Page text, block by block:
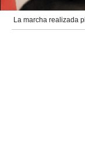
La marcha realizada